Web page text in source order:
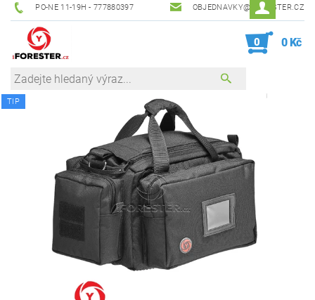
PO-NE 11-19H - 777880397 OBJEDNAVKY@IFORESTER.CZ
0 0 Kč
TIP